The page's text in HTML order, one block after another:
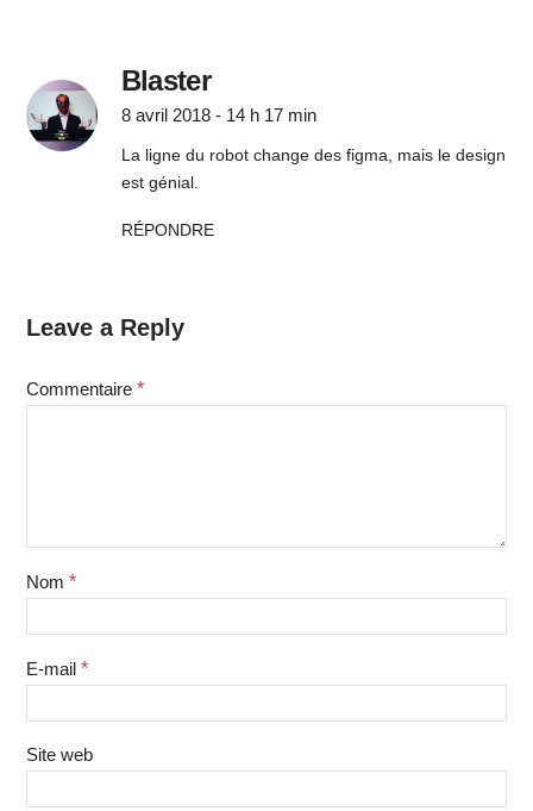
Blaster
8 avril 2018 - 14 h 17 min
La ligne du robot change des figma, mais le design
est génial.
RÉPONDRE
Leave a Reply
Commentaire *
Nom *
E-mail *
Site web